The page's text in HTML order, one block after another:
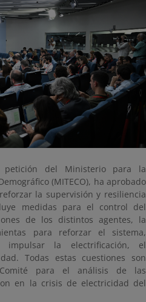
del Ministerio para la
(MITECO), ha aprobado
la supervisión y resiliencia
medidas para el control del
de los distintos agentes, la
para reforzar el sistema,
la electrificación, el
Todas estas cuestiones son
para el análisis de las
en la crisis de electricidad del